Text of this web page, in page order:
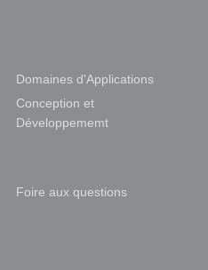
Domaines d'Applications
Conception et
Développememt
Foire aux questions